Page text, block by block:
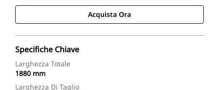
Acquista Ora
Specifiche Chiave
Larghezza Totale
1880 mm
Larghezza Di Taglio